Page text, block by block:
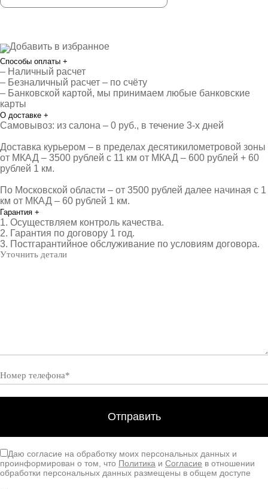
Добавить в избранное
Способы оплаты +
– Наличный расчет
– Безналичный расчет – по счёту
– Банковской картой, мы принимаем любые банковские
карты
О доставке +
Самовывоз: из салона – 0 руб., в течение 3-х дней
Доставка курьером – в пределах десятикилометровой зоны
от МКАД – 3500 рублей с 11 км от МКАД – 600 рублей + 60
рублей 1 км.
По Московской области – от 3500 рублей далее начиная с 1
км от МКАД – 60 рублей 1 км.
Гарантия +
1. Осуществляем контроль качества.
2. Гарантия по договору 1 год.
3. Постгарантийное обслуживание по условиям договора.
Даю согласие на обработку моих персональных данных и
проинформирован о том, что Политика и Согласие в отношении
обработки персональных данных размещены в общем доступе